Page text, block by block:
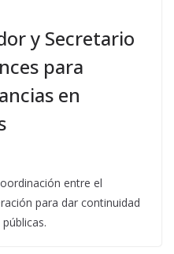
y Secretario
para
en
entre el
para dar continuidad